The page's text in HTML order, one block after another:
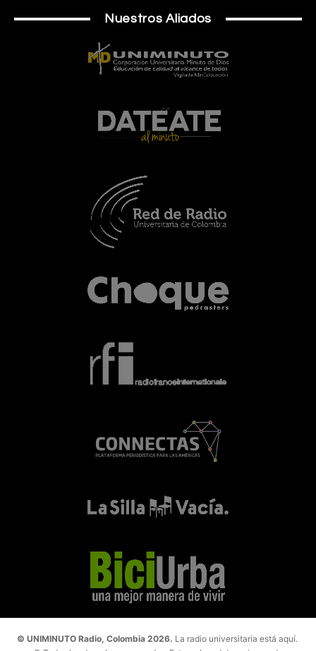
Nuestros Aliados
© UNIMINUTO Radio, Colombia 2026. La radio universitaria está aquí.